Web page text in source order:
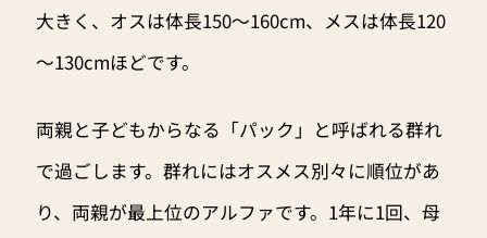
大きく、オスは体長150～160cm、メスは体長120
～130cmほどです。
両親と子どもからなる「パック」と呼ばれる群れ
で過ごします。群れにはオスメス別々に順位があ
り、両親が最上位のアルファです。1年に1回、母